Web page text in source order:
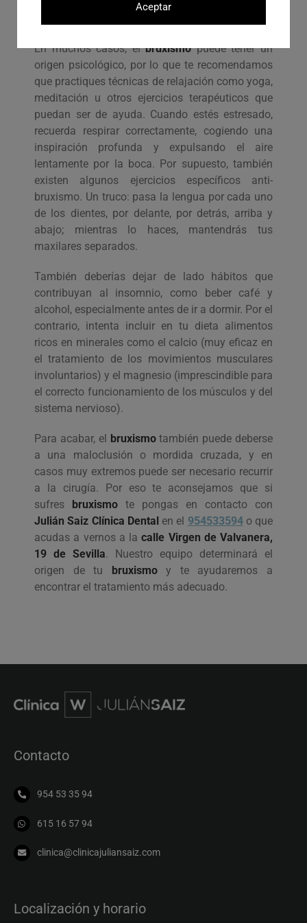
En muchos casos, elbruxismopuede tener un
origen psicológico, por lo que te recomendamos
que practiques técnicas de relajación como yoga,
meditación u otros ejercicios terapéuticos que
puedan ser de ayuda. Cuando estés estresado,
recuerda respirar correctamente, cogiendo una
inspiración profunda y expulsando el aire
lentamente por la boca. Por supuesto, también
existen algunos ejercicios específicos anti-
bruxismo. Un truco: pasa la lengua por cada uno
de los dientes, por delante, por detrás, arriba y
abajo; mientras lo haces, mantendrás tus
maxilares separados.
También deberías dejar de lado hábitos que
contribuyan al insomnio, como beber café y
alcohol, especialmente antes de ir a dormir. Por el
contrario, intenta incluir en tu dieta alimentos
ricos en minerales como el calcio (muy eficaz en
el tratamiento de los movimientos musculares
involuntarios) y el magnesio (imprescindible para
el correcto funcionamiento de los músculos y del
sistema nervioso).
Para acabar, el bruxismotambién puede deberse
a una maloclusión o mordida cruzada, y en
casos muy extremos puede ser necesario recurrir
a la cirugía. Por eso te aconsejamos que si
sufres bruxismo te pongas en contacto con
Julián Saiz Clínica Dentalen el 954533594o que
acudas a vernos a lacalle Virgen de Valvanera,
19 de Sevilla. Nuestro equipo determinará el
origen de tu bruxismoy te ayudaremos a
encontrar el tratamiento más adecuado.
Contacto
954 53 35 94
615 16 57 94
clinica@clinicajuliansaiz.com
Localización y horario
Aceptar